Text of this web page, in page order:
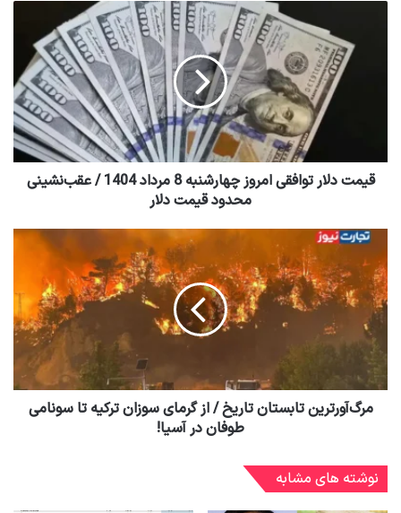
قیمت دلار توافقی امروز چهارشنبه 8 مرداد 1404 / عقب‌نشینی
محدود قیمت دلار
مرگ‌آورترین تابستان تاریخ / از گرمای سوزان ترکیه تا سونامی
طوفان در آسیا!
نوشته های مشابه